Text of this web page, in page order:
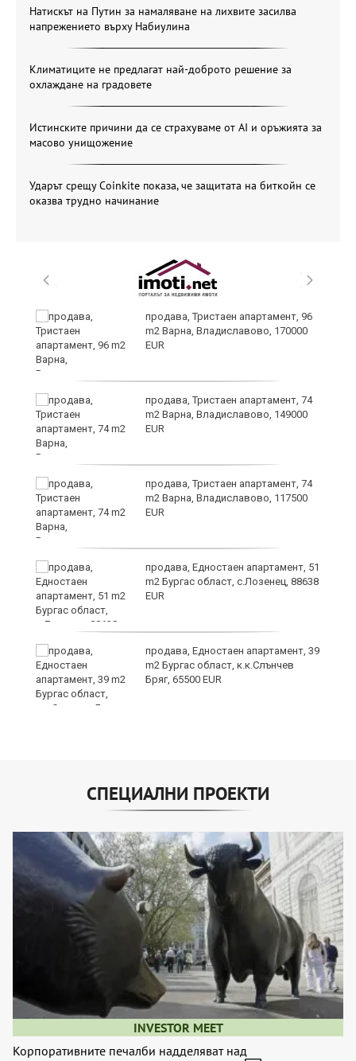
Натискът на Путин за намаляване на лихвите засилва
напрежението върху Набиулина
Климатиците не предлагат най-доброто решение за
охлаждане на градовете
Истинските причини да се страхуваме от AI и оръжията за
масово унищожение
Ударът срещу Coinkite показа, че защитата на биткойн се
оказва трудно начинание
продава, Тристаен апартамент, 96
m2 Варна, Владиславово, 170000
EUR
продава, Тристаен апартамент, 74
m2 Варна, Владиславово, 149000
EUR
продава, Тристаен апартамент, 74
m2 Варна, Владиславово, 117500
EUR
продава, Едностаен апартамент, 51
m2 Бургас област, с.Лозенец, 88638
EUR
продава, Едностаен апартамент, 39
m2 Бургас област, к.к.Слънчев
Бряг, 65500 EUR
СПЕЦИАЛНИ ПРОЕКТИ
INVESTOR MEET
Корпоративните печалби надделяват над